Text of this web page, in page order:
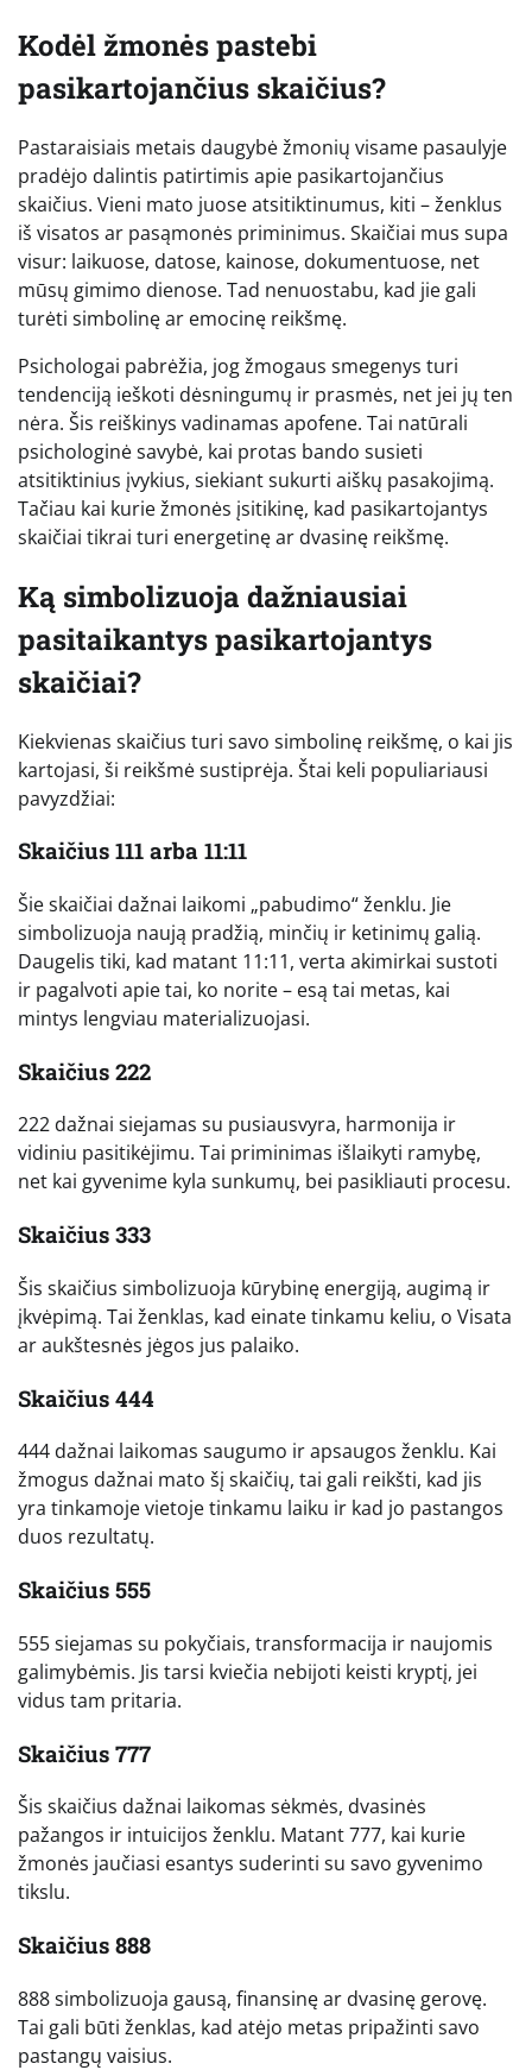
Kodėl žmonės pastebi
pasikartojančius skaičius?
Pastaraisiais metais daugybė žmonių visame pasaulyje
pradėjo dalintis patirtimis apie pasikartojančius
skaičius. Vieni mato juose atsitiktinumus, kiti – ženklus
iš visatos ar pasąmonės priminimus. Skaičiai mus supa
visur: laikuose, datose, kainose, dokumentuose, net
mūsų gimimo dienose. Tad nenuostabu, kad jie gali
turėti simbolinę ar emocinę reikšmę.
Psichologai pabrėžia, jog žmogaus smegenys turi
tendenciją ieškoti dėsningumų ir prasmės, net jei jų ten
nėra. Šis reiškinys vadinamas apofene. Tai natūrali
psichologinė savybė, kai protas bando susieti
atsitiktinius įvykius, siekiant sukurti aiškų pasakojimą.
Tačiau kai kurie žmonės įsitikinę, kad pasikartojantys
skaičiai tikrai turi energetinę ar dvasinę reikšmę.
Ką simbolizuoja dažniausiai
pasitaikantys pasikartojantys
skaičiai?
Kiekvienas skaičius turi savo simbolinę reikšmę, o kai jis
kartojasi, ši reikšmė sustiprėja. Štai keli populiariausi
pavyzdžiai:
Skaičius 111 arba 11:11
Šie skaičiai dažnai laikomi „pabudimo“ ženklu. Jie
simbolizuoja naują pradžią, minčių ir ketinimų galią.
Daugelis tiki, kad matant 11:11, verta akimirkai sustoti
ir pagalvoti apie tai, ko norite – esą tai metas, kai
mintys lengviau materializuojasi.
Skaičius 222
222 dažnai siejamas su pusiausvyra, harmonija ir
vidiniu pasitikėjimu. Tai priminimas išlaikyti ramybę,
net kai gyvenime kyla sunkumų, bei pasikliauti procesu.
Skaičius 333
Šis skaičius simbolizuoja kūrybinę energiją, augimą ir
įkvėpimą. Tai ženklas, kad einate tinkamu keliu, o Visata
ar aukštesnės jėgos jus palaiko.
Skaičius 444
444 dažnai laikomas saugumo ir apsaugos ženklu. Kai
žmogus dažnai mato šį skaičių, tai gali reikšti, kad jis
yra tinkamoje vietoje tinkamu laiku ir kad jo pastangos
duos rezultatų.
Skaičius 555
555 siejamas su pokyčiais, transformacija ir naujomis
galimybėmis. Jis tarsi kviečia nebijoti keisti kryptį, jei
vidus tam pritaria.
Skaičius 777
Šis skaičius dažnai laikomas sėkmės, dvasinės
pažangos ir intuicijos ženklu. Matant 777, kai kurie
žmonės jaučiasi esantys suderinti su savo gyvenimo
tikslu.
Skaičius 888
888 simbolizuoja gausą, finansinę ar dvasinę gerovę.
Tai gali būti ženklas, kad atėjo metas pripažinti savo
pastangų vaisius.